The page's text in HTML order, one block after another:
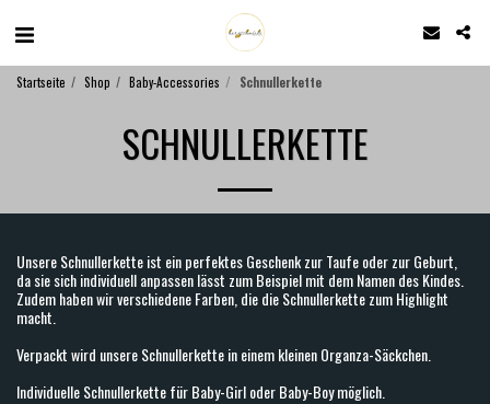
Startseite Shop Baby-Accessories Schnullerkette
SCHNULLERKETTE
Unsere Schnullerkette ist ein perfektes Geschenk zur Taufe oder zur Geburt,
da sie sich individuell anpassen lässt zum Beispiel mit dem Namen des Kindes.
Zudem haben wir verschiedene Farben, die die Schnullerkette zum Highlight
macht.
Verpackt wird unsere Schnullerkette in einem kleinen Organza-Säckchen.
Individuelle Schnullerkette für Baby-Girl oder Baby-Boy möglich.